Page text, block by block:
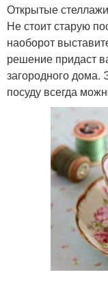
Открытые
Не стоит старую
наоборот
решение придаст
загородного дома.
посуду всегда